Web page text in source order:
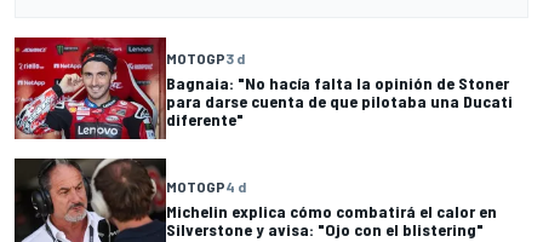
MOTOGP3 d
Bagnaia: "No hacía falta la opinión de Stoner
para darse cuenta de que pilotaba una Ducati
diferente"
MOTOGP4 d
Michelin explica cómo combatirá el calor en
Silverstone y avisa: "Ojo con el blistering"